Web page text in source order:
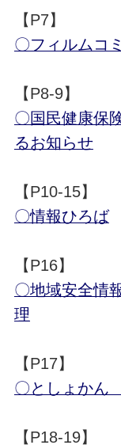
【P7】
〇フィルムコ
【P8-9】
〇国民健康保
るお知らせ
【P10-15】
〇情報ひろば
【P16】
〇地域安全情
理
【P17】
〇としょかん
【P18-19】